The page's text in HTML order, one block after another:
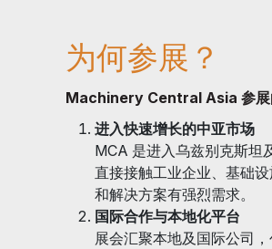
官方支持
世博日报
媒体支持
活动计划
在乌兹别克斯坦做生意
参展商
官方航
为何参展？
Machinery Central Asia 参展
进入快速增长的中亚市场
MCA 是进入乌兹别克斯坦
直接接触工业企业、基础
和解决方案有强烈需求。
国际合作与本地化平台
展会汇聚本地及国际公司